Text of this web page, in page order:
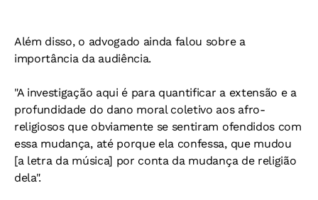
Além disso, o advogado ainda falou sobre a
importância da audiência.
"A investigação aqui é para quantificar a extensão e a
profundidade do dano moral coletivo aos afro-
religiosos que obviamente se sentiram ofendidos com
essa mudança, até porque ela confessa, que mudou
[a letra da música] por conta da mudança de religião
dela".